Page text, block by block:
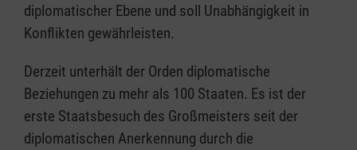
diplomatischer Ebene und soll Unabhängigkeit in
Konflikten gewährleisten.
Derzeit unterhält der Orden diplomatische
Beziehungen zu mehr als 100 Staaten. Es ist der
erste Staatsbesuch des Großmeisters seit der
diplomatischen Anerkennung durch die